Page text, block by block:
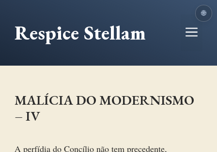
🌐
Respice Stellam
MALÍCIA DO MODERNISMO
– IV
A perfídia do Concílio não tem precedente,